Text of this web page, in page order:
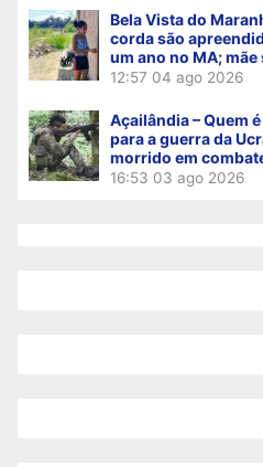
Bela Vista do
corda são
um ano no MA;
12:57 04 ago 2026
Açailândia – Quem
para a guerra da
morrido em
16:53 03 ago 2026